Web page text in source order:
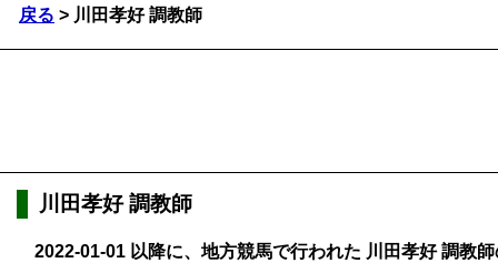
戻る > 川田孝好 調教師
川田孝好 調教師
2022-01-01 以降に、地方競馬で行われた 川田孝好 調教